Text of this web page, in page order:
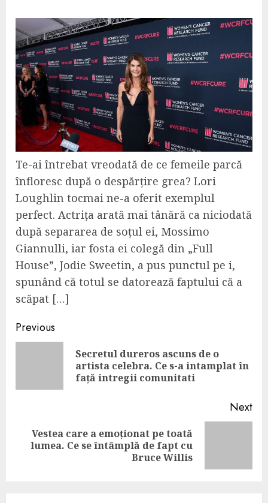
Te-ai întrebat vreodată de ce femeile parcă
înfloresc după o despărțire grea? Lori
Loughlin tocmai ne-a oferit exemplul
perfect. Actrița arată mai tânără ca niciodată
după separarea de soțul ei, Mossimo
Giannulli, iar fosta ei colegă din „Full
House”, Jodie Sweetin, a pus punctul pe i,
spunând că totul se datorează faptului că a
scăpat […]
Continue
Reading
Previous
Secretul dureros ascuns de o
artista celebra. Ce s-a intamplat în
față intregii comunitati
Next
Next
Vestea care a emoționat pe toată
lumea. Ce se întâmplă de fapt cu
Bruce Willis